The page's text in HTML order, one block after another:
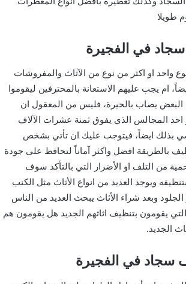
طويلا
في الفجيرة
واحد او اكثر من نوع من الآثاث والمفروشات
ام يجب عليهم الاستعانة بالمحترفين ليقوموا
البعض يصاب بالحيرة، فليس من المعقول ان
احد المجالس الذي يفوق ثمنة عشرات الآلاف
بذلك ايضاً، فيتوجب عليك ان تأتي بشخص
بالطريقة افضل واكثر آماناً لتحافظ على جودة
من التلف او الأضرار التي بالتأكد سوف
ويوجد العديد من انواع الأثاث مثل الكنب
الجلود وبعد شراء الأثاث يبحث العديد من الناس
يقومون بتنظيف اثاثهم الجديد هل يقومون هم
الجديد.
سجاد في الفجيرة